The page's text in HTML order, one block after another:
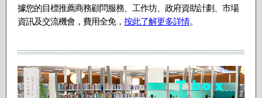
據您的目標推薦商務顧問服務、工作坊、政府資助計劃、市場
資訊及交流機會，費用全免， 按此了解更多詳情。